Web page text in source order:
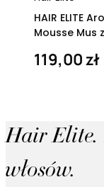
HAIR ELITE
Mousse Mus
119,00 zł
Hair Elite.
włosów.